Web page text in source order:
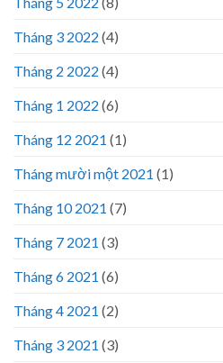
Tháng 3 2022 (4)
Tháng 2 2022 (4)
Tháng 1 2022 (6)
Tháng 12 2021 (1)
Tháng mười một 2021 (1)
Tháng 10 2021 (7)
Tháng 7 2021 (3)
Tháng 6 2021 (6)
Tháng 4 2021 (2)
Tháng 3 2021 (3)